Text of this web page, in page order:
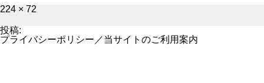
フ
サ
イ
ズ
224 × 72
投稿:
プライバシーポリシー／当サイトのご利用案内